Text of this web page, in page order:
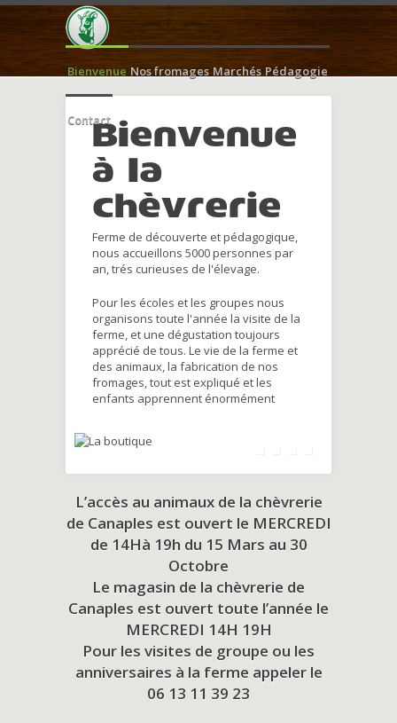
Bienvenue Nos fromages Marchés Pédagogie
ContactBienvenue
à la
chèvrerie
Ferme de découverte et pédagogique,
nous accueillons 5000 personnes par
an, trés curieuses de l'élevage.
Pour les écoles et les groupes nous
organisons toute l'année la visite de la
ferme, et une dégustation toujours
apprécié de tous. Le vie de la ferme et
des animaux, la fabrication de nos
fromages, tout est expliqué et les
enfants apprennent énormément
L’accès au animaux de la chèvrerie
de Canaples est ouvert le MERCREDI
de 14Hà 19h du 15 Mars au 30
Octobre
Le magasin de la chèvrerie de
Canaples est ouvert toute l’année le
MERCREDI 14H 19H
Pour les visites de groupe ou les
anniversaires à la ferme appeler le
06 13 11 39 23